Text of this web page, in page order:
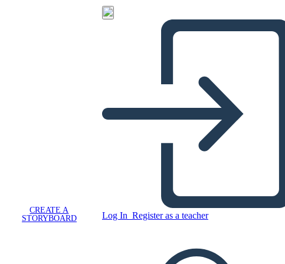
CREATE A
STORYBOARD
Log In Register as a teacher